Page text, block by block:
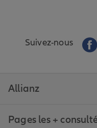
Suivez-nous
Allianz
Pages les +